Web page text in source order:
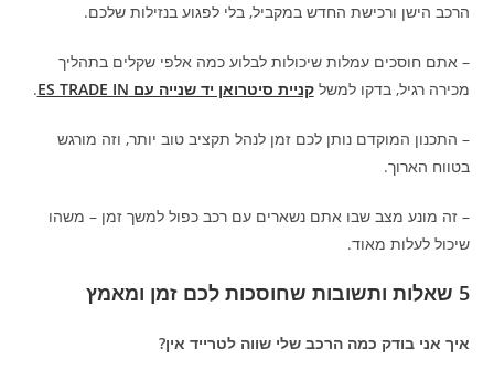
הרכב הישן ורכישת החדש במקביל, בלי לפגוע בנזילות שלכם.
– אתם חוסכים עמלות שיכולות לבלוע כמה אלפי שקלים בתהליך
מכירה רגיל, בדקו למשלקניית סיטרואן יד שנייה עם ES TRADE IN .
– התכנון המוקדם נותן לכם זמן לנהל תקציב טוב יותר, וזה מורגש
בטווח הארוך.
– זה מונע מצב שבו אתם נשארים עם רכב כפול למשך זמן – משהו
שיכול לעלות מאוד.
5 שאלות ותשובות שחוסכות לכם זמן ומאמץ
איך אני בודק כמה הרכב שלי שווה לטרייד אין?